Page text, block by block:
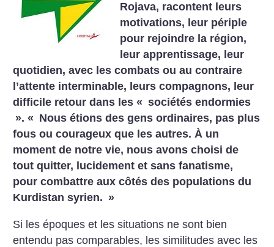
Rojava, racontent leurs
motivations, leur périple
pour rejoindre la région,
leur apprentissage, leur
quotidien, avec les combats ou au contraire
l’attente interminable, leurs compagnons, leur
difficile retour dans les « sociétés endormies
». « Nous étions des gens ordinaires, pas plus
fous ou courageux que les autres. À un
moment de notre vie, nous avons choisi de
tout quitter, lucidement et sans fanatisme,
pour combattre aux côtés des populations du
Kurdistan syrien. »
Si les époques et les situations ne sont bien
entendu pas comparables, les similitudes avec les